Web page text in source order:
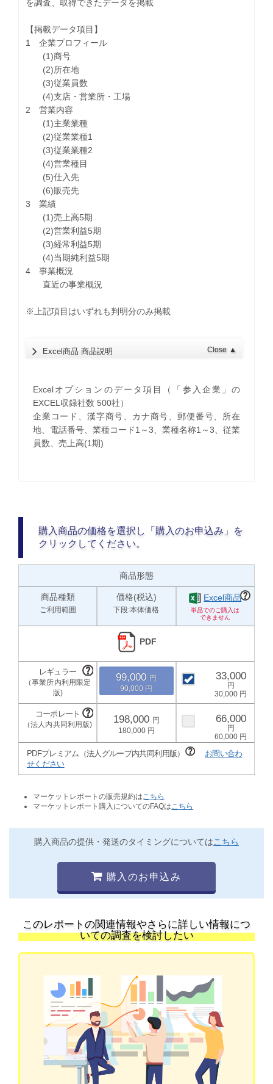
を調査、取得できたデータを掲載
【掲載データ項目】
1 企業プロフィール
(1)商号
(2)所在地
(3)従業員数
(4)支店・営業所・工場
2 営業内容
(1)主業業種
(2)従業業種1
(3)従業業種2
(4)営業種目
(5)仕入先
(6)販売先
3 業績
(1)売上高5期
(2)営業利益5期
(3)経常利益5期
(4)当期純利益5期
4 事業概況
直近の事業概況
※上記項目はいずれも判明分のみ掲載
Excel商品 商品説明 Close ▲
Excelオプションのデータ項目（「参入企業」の
EXCEL収録社数 500社）
企業コード、漢字商号、カナ商号、郵便番号、所在
地、電話番号、業種コード1～3、業種名称1～3、従業
員数、売上高(1期)
購入商品の価格を選択し「購入のお申込み」を
クリックしてください。
商品形態
商品種類
ご利用範囲
価格(税込)
下段:本体価格
Excel商品
PDF
99,000
90,000
33,000
30,000
198,000
180,000
66,000
60,000
PDFプレミアム（法人グループ内共同利用版）
お問い合わ
せください
マーケットレポートの販売規約は こちら
マーケットレポート購入についてのFAQは こちら
購入商品の提供・発送のタイミングについてはこちら
購入のお申込み
このレポートの関連情報やさらに詳しい情報につ
いての調査を検討したい